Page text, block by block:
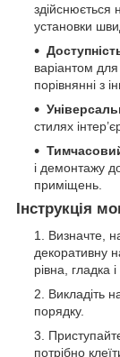
здійснюється
установки
варіантом
порівнянні з
стилях
і демонтажу
приміщень.
Інструкція
Визначте,
декоративну
рівна, гладка
Викладіть
порядку.
потрібно